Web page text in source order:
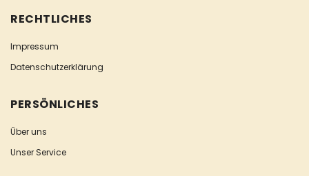
RECHTLICHES
Impressum
Datenschutzerklärung
PERSÖNLICHES
Über uns
Unser Service